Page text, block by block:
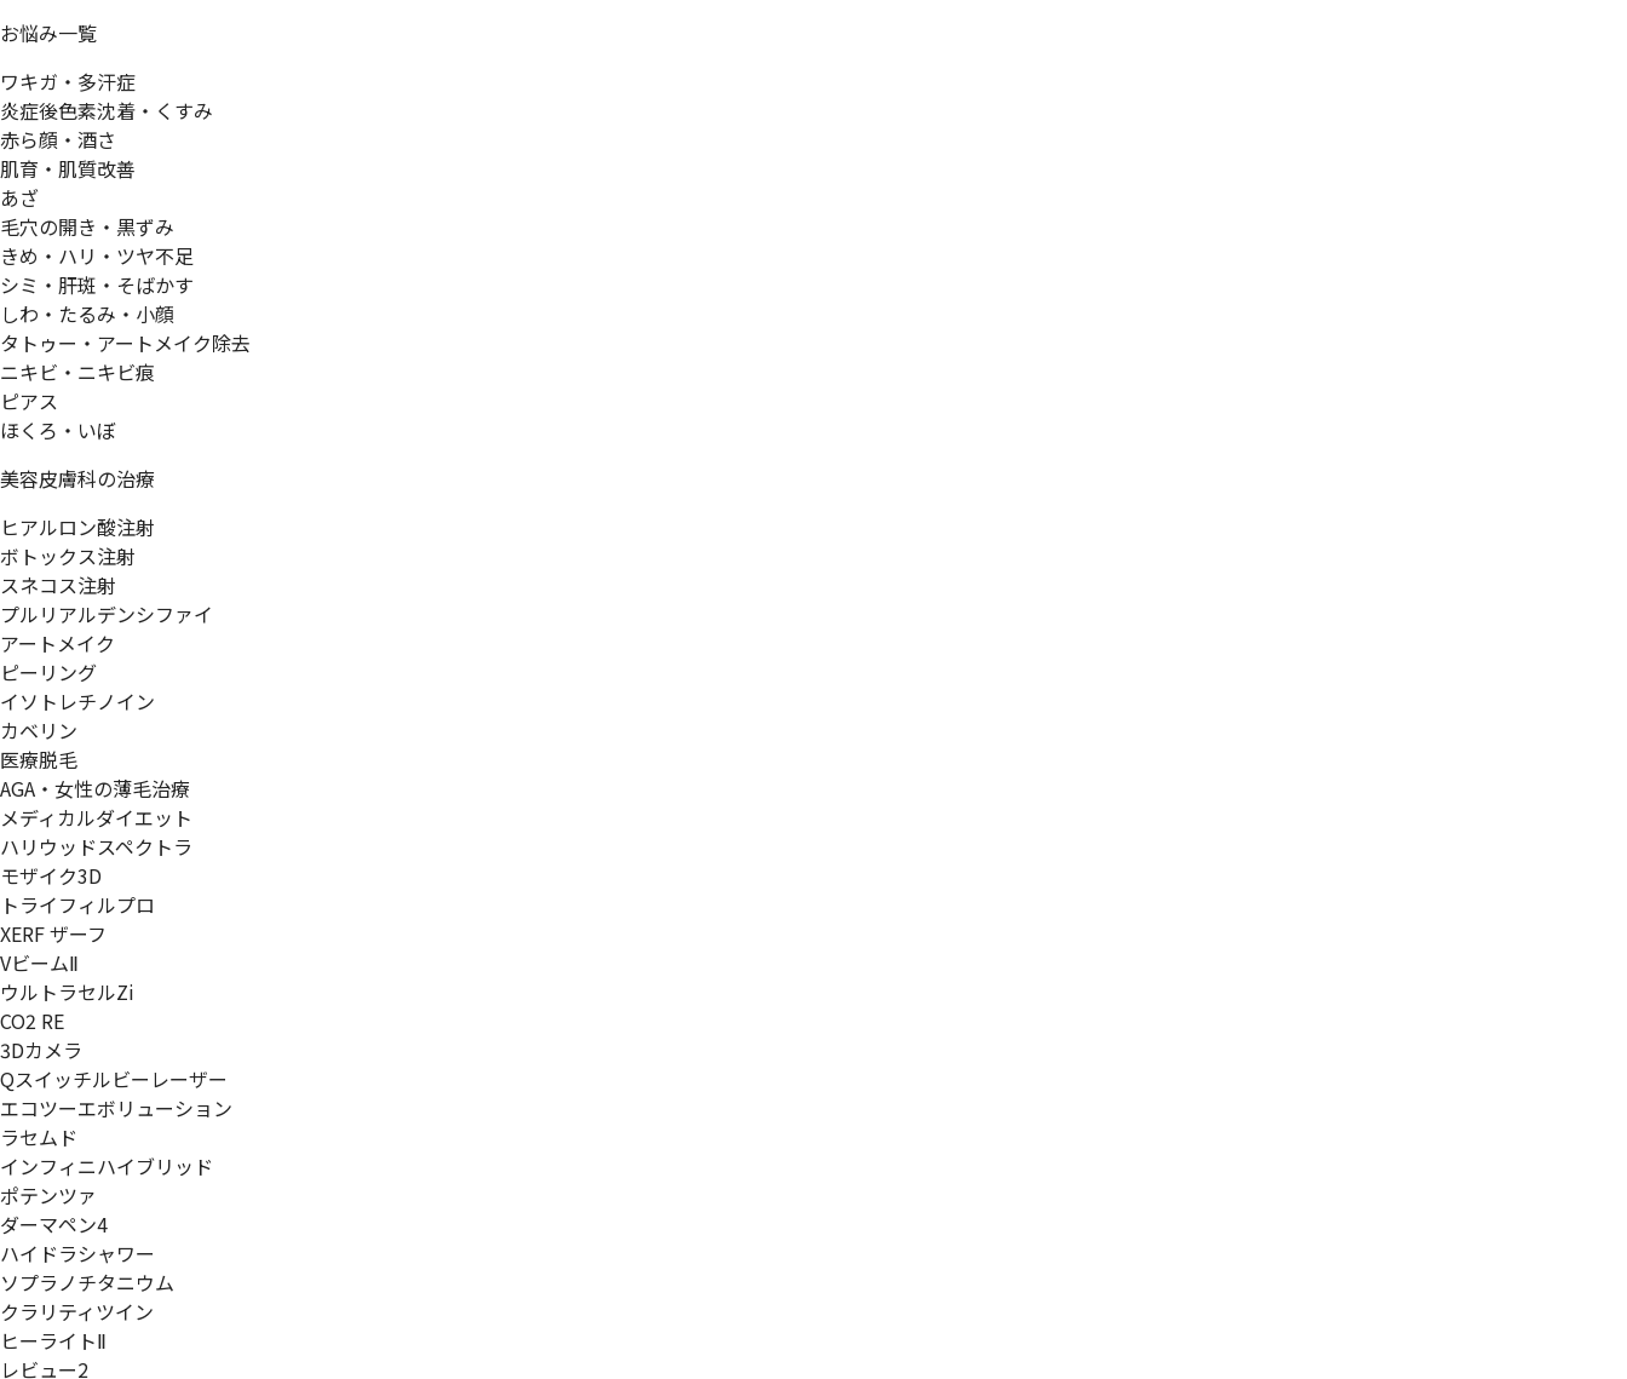
お悩み一覧
ワキガ・多汗症
炎症後色素沈着・くすみ
赤ら顔・酒さ
肌育・肌質改善
あざ
毛穴の開き・黒ずみ
きめ・ハリ・ツヤ不足
シミ・肝斑・そばかす
しわ・たるみ・小顔
タトゥー・アートメイク除去
ニキビ・ニキビ痕
ピアス
ほくろ・いぼ
美容皮膚科の治療
ヒアルロン酸注射
ボトックス注射
スネコス注射
プルリアルデンシファイ
アートメイク
ピーリング
イソトレチノイン
カベリン
医療脱毛
AGA・女性の薄毛治療
メディカルダイエット
ハリウッドスペクトラ
モザイク3D
トライフィルプロ
XERF ザーフ
VビームⅡ
ウルトラセルZi
CO2 RE
3Dカメラ
Qスイッチルビーレーザー
エコツーエボリューション
ラセムド
インフィニハイブリッド
ポテンツァ
ダーマペン4
ハイドラシャワー
ソプラノチタニウム
クラリティツイン
ヒーライトⅡ
レビュー2